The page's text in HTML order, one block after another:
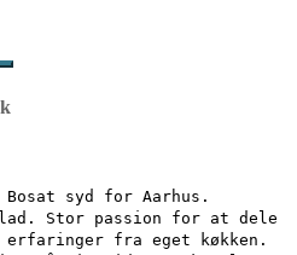
syd for Aarhus.
Stor passion for at dele
fra eget køkken.